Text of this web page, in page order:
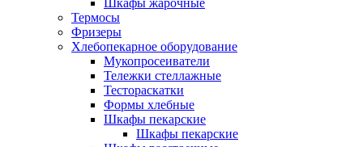
Термосы
Фризеры
Хлебопекарное оборудование
Мукопросеиватели
Тележки стеллажные
Тестораскатки
Формы хлебные
Шкафы пекарские
Шкафы пекарские